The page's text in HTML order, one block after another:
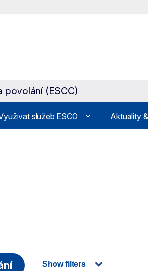
(ESCO)
služeb ESCO Aktuality
Show filters